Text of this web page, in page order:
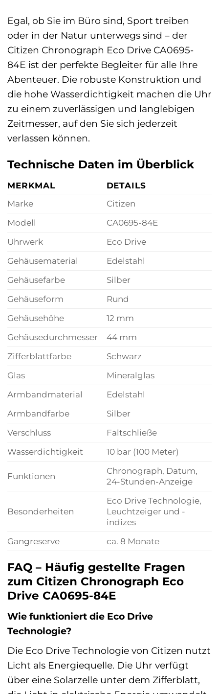
Egal, ob Sie im Büro sind, Sport treiben
oder in der Natur unterwegs sind – der
Citizen Chronograph Eco Drive CA0695-
84E ist der perfekte Begleiter für alle Ihre
Abenteuer. Die robuste Konstruktion und
die hohe Wasserdichtigkeit machen die Uhr
zu einem zuverlässigen und langlebigen
Zeitmesser, auf den Sie sich jederzeit
verlassen können.
Technische Daten im Überblick
MERKMAL
DETAILS
Marke
Citizen
Modell
CA0695-84E
Uhrwerk
Eco Drive
Gehäusematerial
Edelstahl
Gehäusefarbe
Silber
Gehäuseform
Rund
Gehäusehöhe
12 mm
Gehäusedurchmesser
44 mm
Zifferblattfarbe
Schwarz
Glas
Mineralglas
Armbandmaterial
Edelstahl
Armbandfarbe
Silber
Verschluss
Faltschließe
Wasserdichtigkeit
10 bar (100 Meter)
Funktionen
Chronograph, Datum,
24-Stunden-Anzeige
Besonderheiten
Eco Drive Technologie,
Leuchtzeiger und -
indizes
Gangreserve
ca. 8 Monate
FAQ – Häufig gestellte Fragen
zum Citizen Chronograph Eco
Drive CA0695-84E
Wie funktioniert die Eco Drive
Technologie?
Die Eco Drive Technologie von Citizen nutzt
Licht als Energiequelle. Die Uhr verfügt
über eine Solarzelle unter dem Zifferblatt,